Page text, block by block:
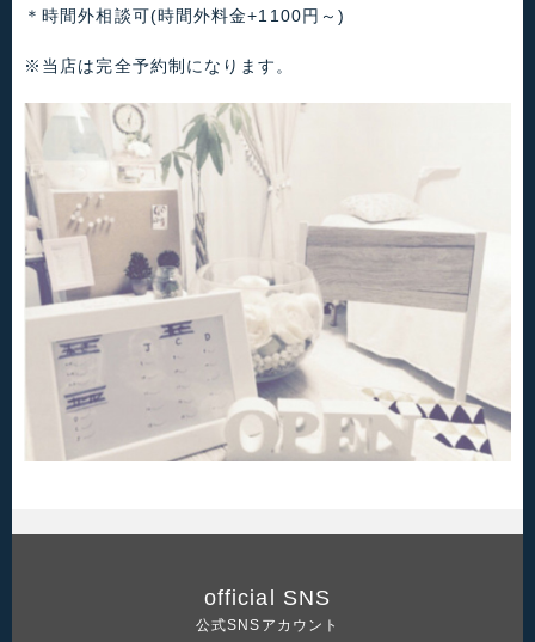
＊時間外相談可(時間外料金+1100円～)
※当店は完全予約制になります。
official SNS
公式SNSアカウント